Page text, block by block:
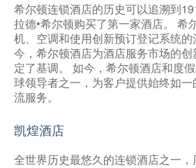
希尔顿连锁酒店的历史可以追溯到
拉德•希尔顿购买了第一家酒店。 希
机、空调和使用创新预订登记系统
今，希尔顿酒店为酒店服务市场的
定了基调。 如今，希尔顿酒店和度
球领导者之一，为客户提供始终如
流服务。
凯煌酒店
全世界历史最悠久的连锁酒店之一